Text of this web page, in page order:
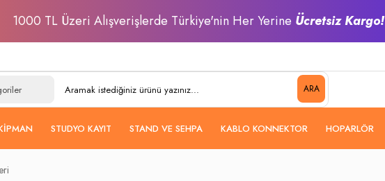
1000 TL Üzeri Alışverişlerde Türkiye'nin Her Yerine Ücretsiz Kargo!
ARA
STUDYO KAYIT STAND VE SEHPA KABLO KONNEKTOR HOPARLÖR